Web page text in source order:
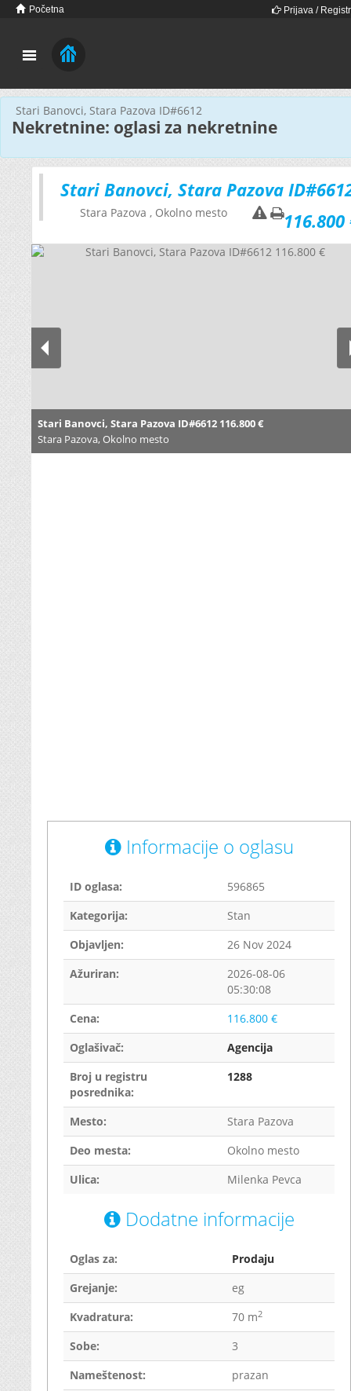
Početna Prijava /
Nekretnine: oglasi za nekretnine
Stari Banovci, Stara Pazova ID#6612
Stari Banovci, Stara Pazova
116.800
Stara Pazova , Okolno mesto
Stari Banovci, Stara Pazova ID#6612 116.800 €
Stara Pazova, Okolno mesto
Informacije o oglasu
ID oglasa:
596865
Kategorija:
Stan
Objavljen:
26 Nov 2024
Ažuriran:
2026-08-06
05:30:08
Cena:
116.800 €
Oglašivač:
Agencija
Broj u registru
posrednika:
1288
Mesto:
Stara Pazova
Deo mesta:
Okolno mesto
Ulica:
Milenka Pevca
Dodatne informacije
Oglas za:
Prodaju
Grejanje:
eg
Kvadratura:
70 m2
Sobe:
3
Nameštenost:
prazan